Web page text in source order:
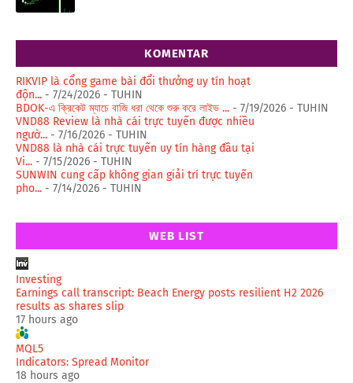
KOMENTAR
RIKVIP là cổng game bài đổi thưởng uy tín hoạt
độn... - 7/24/2026 - TUHIN
BDOK-এ ক্রিকেট ম্যাচে বাজি ধরা থেকে শুরু করে লাইভ ... - 7/19/2026 - TUHIN
VND88 Review là nhà cái trực tuyến được nhiều
ngườ... - 7/16/2026 - TUHIN
VND88 là nhà cái trực tuyến uy tín hàng đầu tại
Vi... - 7/15/2026 - TUHIN
SUNWIN cung cấp không gian giải trí trực tuyến
pho... - 7/14/2026 - TUHIN
WEB LIST
Investing
Earnings call transcript: Beach Energy posts resilient H2 2026
results as shares slip
17 hours ago
MQL5
Indicators: Spread Monitor
18 hours ago